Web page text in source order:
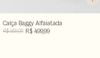
Calça Baggy Alfaiatada
R$ 559,00 R$ 499,99